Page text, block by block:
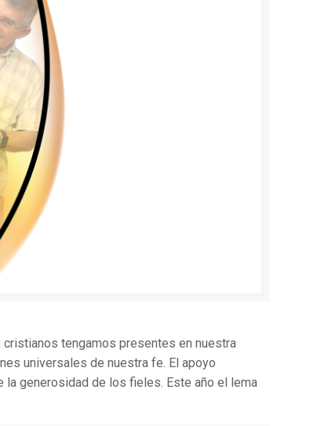
tengamos presentes en nuestra
universales de nuestra fe. El apoyo
generosidad de los fieles. Este año el lema